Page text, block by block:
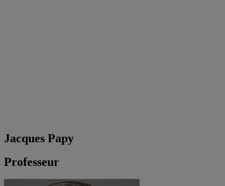
Jacques Papy
Professeur